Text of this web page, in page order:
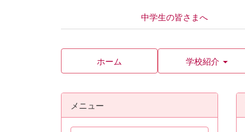
中学生の皆さまへ
ホーム 学校紹介
メニュー